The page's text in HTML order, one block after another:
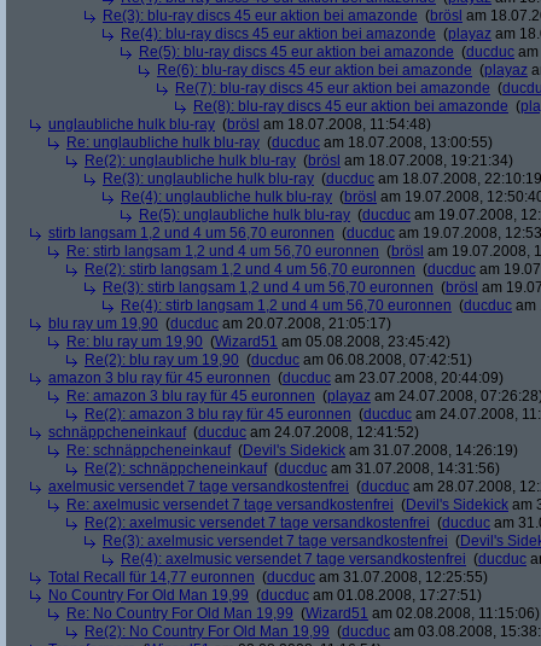
Re(3): blu-ray discs 45 eur aktion bei amazonde (brösl am
Re(4): blu-ray discs 45 eur aktion bei amazonde (playaz am
Re(5): blu-ray discs 45 eur aktion bei amazonde (ducduc
Re(6): blu-ray discs 45 eur aktion bei amazonde (playaz
Re(7): blu-ray discs 45 eur aktion bei amazonde (
Re(8): blu-ray discs 45 eur aktion bei amazonde (
unglaubliche hulk blu-ray (brösl am 18.07.2008, 11:54:48)
Re: unglaubliche hulk blu-ray (ducduc am 18.07.2008, 13:00:55)
Re(2): unglaubliche hulk blu-ray (brösl am 18.07.2008, 19:21:34)
Re(3): unglaubliche hulk blu-ray (ducduc am 18.07.2008,
Re(4): unglaubliche hulk blu-ray (brösl am 19.07.2008,
Re(5): unglaubliche hulk blu-ray (ducduc am 19.07.2008,
stirb langsam 1,2 und 4 um 56,70 euronnen (ducduc am 19.07.2008,
Re: stirb langsam 1,2 und 4 um 56,70 euronnen (brösl am 19.07.2008,
Re(2): stirb langsam 1,2 und 4 um 56,70 euronnen (ducduc am
Re(3): stirb langsam 1,2 und 4 um 56,70 euronnen (brösl am
Re(4): stirb langsam 1,2 und 4 um 56,70 euronnen (ducduc am
blu ray um 19,90 (ducduc am 20.07.2008, 21:05:17)
Re: blu ray um 19,90 (Wizard51 am 05.08.2008, 23:45:42)
Re(2): blu ray um 19,90 (ducduc am 06.08.2008, 07:42:51)
amazon 3 blu ray für 45 euronnen (ducduc am 23.07.2008, 20:44:09)
Re: amazon 3 blu ray für 45 euronnen (playaz am 24.07.2008,
Re(2): amazon 3 blu ray für 45 euronnen (ducduc am 24.07.2008,
schnäppcheneinkauf(ducduc am 24.07.2008, 12:41:52)
Re: schnäppcheneinkauf(Devil's Sidekick am 31.07.2008, 14:26:19)
Re(2): schnäppcheneinkauf(ducduc am 31.07.2008, 14:31:56)
axelmusic versendet 7 tage versandkostenfrei (ducduc am 28.07.2008,
Re: axelmusic versendet 7 tage versandkostenfrei (Devil's Sidekick am
Re(2): axelmusic versendet 7 tage versandkostenfrei (ducduc am
Re(3): axelmusic versendet 7 tage versandkostenfrei (Devil's
Re(4): axelmusic versendet 7 tage versandkostenfrei (ducduc
Total Recall für 14,77 euronnen (ducduc am 31.07.2008, 12:25:55)
No Country For Old Man 19,99 (ducduc am 01.08.2008, 17:27:51)
Re: No Country For Old Man 19,99 (Wizard51 am 02.08.2008, 11:15:06)
Re(2): No Country For Old Man 19,99 (ducduc am 03.08.2008,